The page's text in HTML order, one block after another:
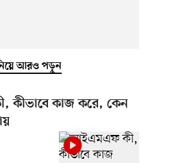
আরও পড়ুন
কাজ করে, কেন